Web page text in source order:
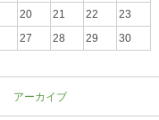
20 21 22
23
27 28 29
30
アーカイブ